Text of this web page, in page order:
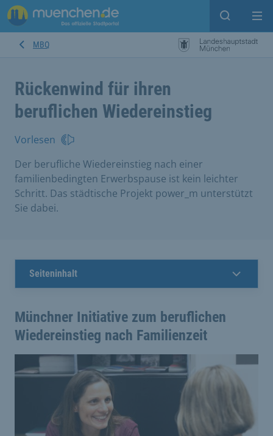
Suche
MBQ
Rückenwind für ihren
beruflichen Wiedereinstieg
Vorlesen
Der berufliche Wiedereinstieg nach einer
familienbedingten Erwerbspause ist kein leichter
Schritt. Das städtische Projekt power_m unterstützt
Sie dabei.
Seiteninhalt
Münchner Initiative zum beruflichen
Wiedereinstieg nach Familienzeit